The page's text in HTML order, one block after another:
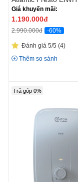
4.5kW
Giá khuyến mãi:
1.190.000đ
2.990.000đ -60%
Đánh giá 5/5 (4)
Thêm so sánh
Trả góp 0%